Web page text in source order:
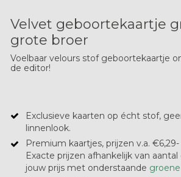
Velvet geboortekaartje
grote broer
Voelbaar velours stof geboortekaartje
de editor!
Exclusieve kaarten op écht stof,
linnenlook.
Premium kaartjes, prijzen v.a.
Exacte prijzen afhankelijk van
jouw prijs met onderstaande